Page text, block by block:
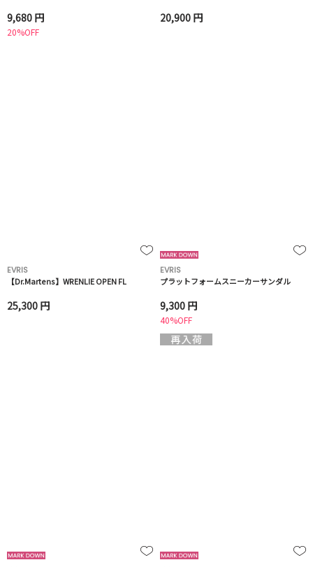
9,680 円
20%OFF
20,900 円
EVRIS
【Dr.Martens】WRENLIE OPEN FL
25,300 円
EVRIS
プラットフォームスニーカーサンダル
9,300 円
40%OFF